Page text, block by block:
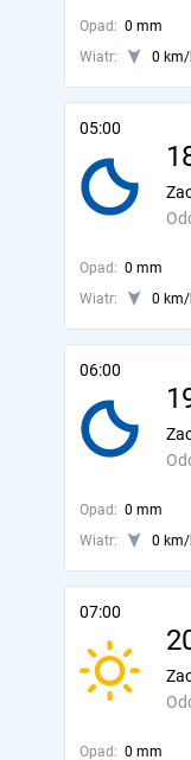
Opad: 0 mm
Wiatr:
0 km/
05:00
Opad: 0 mm
Wiatr:
0 km/
06:00
Opad: 0 mm
Wiatr:
0 km/
07:00
Opad: 0 mm